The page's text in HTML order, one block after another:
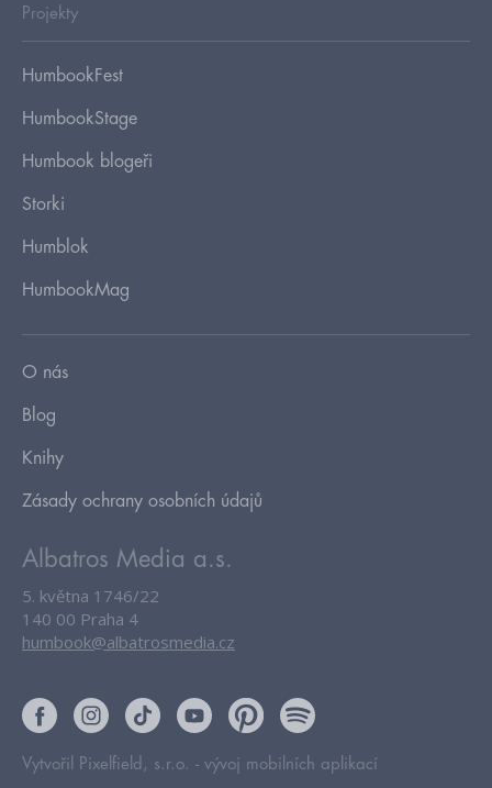
Projekty
HumbookFest
HumbookStage
Humbook blogeři
Storki
Humblok
HumbookMag
O nás
Blog
Knihy
Zásady ochrany osobních údajů
Albatros Media a.s.
5. května 1746/22
140 00 Praha 4
humbook@albatrosmedia.cz
Vytvořil Pixelfield, s.r.o. - vývoj mobilních aplikací